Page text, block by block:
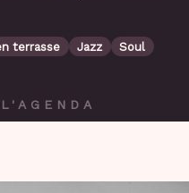
terrasse Jazz Soul